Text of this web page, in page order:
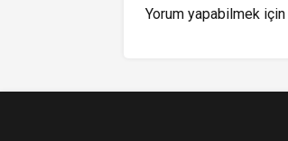
Yorum yapabilmek için